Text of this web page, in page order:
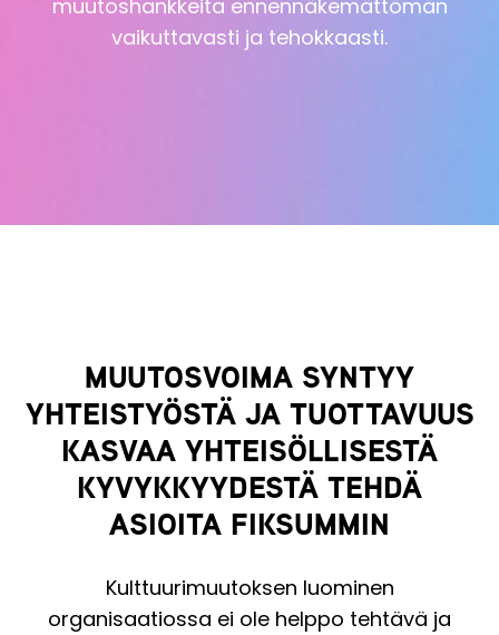
muutoshankkeita ennennäkemättömän
vaikuttavasti ja tehokkaasti.
MUUTOSVOIMA SYNTYY
YHTEISTYÖSTÄ JA TUOTTAVUUS
KASVAA YHTEISÖLLISESTÄ
KYVYKKYYDESTÄ TEHDÄ
ASIOITA FIKSUMMIN
Kulttuurimuutoksen luominen
organisaatiossa ei ole helppo tehtävä ja